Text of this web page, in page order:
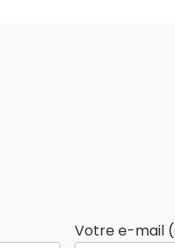
Votre e-mail